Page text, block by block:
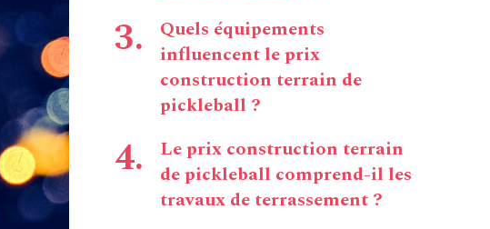
Quels équipements
influencent le prix
construction terrain de
pickleball ?
Le prix construction terrain
de pickleball comprend-il les
travaux de terrassement ?